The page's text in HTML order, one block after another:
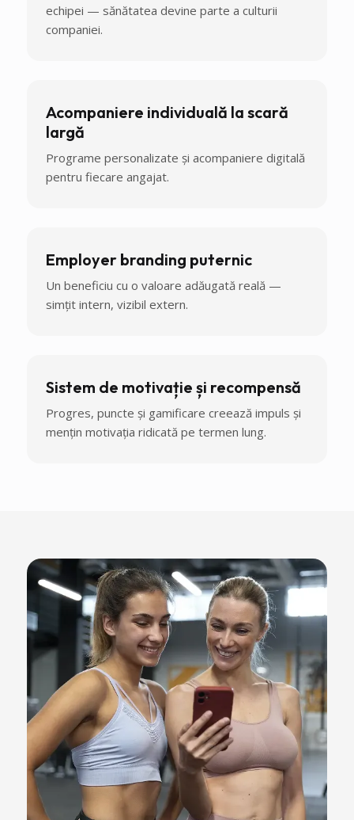
echipei — sănătatea devine parte a culturii
companiei.
Acompaniere individuală la scară
largă
Programe personalizate și acompaniere digitală
pentru fiecare angajat.
Employer branding puternic
Un beneficiu cu o valoare adăugată reală —
simțit intern, vizibil extern.
Sistem de motivație și recompensă
Progres, puncte și gamificare creează impuls și
mențin motivația ridicată pe termen lung.